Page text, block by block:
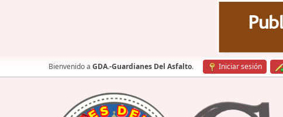
Bienvenido a GDA.-Guardianes Del Asfalto. Iniciar sesión